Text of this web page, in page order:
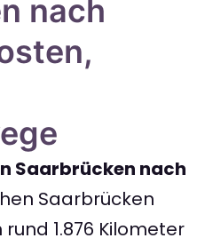
nach
Saarbrücken nach
Saarbrücken
1.876 Kilometer